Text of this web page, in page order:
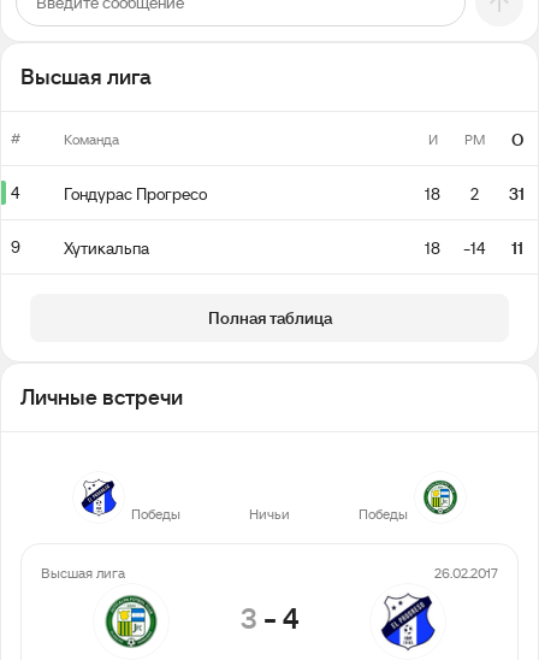
Высшая лига
# Команда И РМ О
4 Гондурас Прогресо 18 2 31
9 Хутикальпа 18 -14 11
Полная таблица
Личные встречи
Победы Ничьи Победы
Высшая лига 26.02.2017
3 -4